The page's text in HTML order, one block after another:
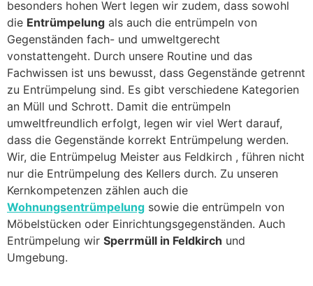
besonders hohen Wert legen wir zudem, dass sowohl
die Entrümpelung als auch die entrümpeln von
Gegenständen fach- und umweltgerecht
vonstattengeht. Durch unsere Routine und das
Fachwissen ist uns bewusst, dass Gegenstände getrennt
zu Entrümpelung sind. Es gibt verschiedene Kategorien
an Müll und Schrott. Damit die entrümpeln
umweltfreundlich erfolgt, legen wir viel Wert darauf,
dass die Gegenstände korrekt Entrümpelung werden.
Wir, die Entrümpelug Meister aus Feldkirch , führen nicht
nur die Entrümpelung des Kellers durch. Zu unseren
Kernkompetenzen zählen auch die
Wohnungsentrümpelung sowie die entrümpeln von
Möbelstücken oder Einrichtungsgegenständen. Auch
Entrümpelung wir Sperrmüll in Feldkirch und
Umgebung.